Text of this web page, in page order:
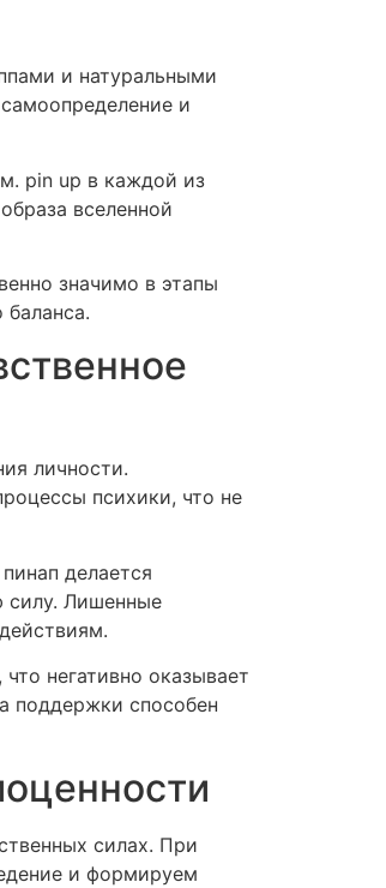
и натуральными
и
pin up в каждой из
вселенной
значимо в этапы
личности.
психики, что не
делается
силу. Лишенные
негативно оказывает
поддержки способен
силах. При
и формируем